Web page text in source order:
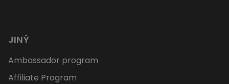
JINÝ
Ambassador program
Affiliate Program